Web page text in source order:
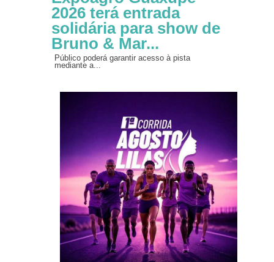
2026 terá entrada
solidária para show de
Bruno & Mar...
Público poderá garantir acesso à pista
mediante a...